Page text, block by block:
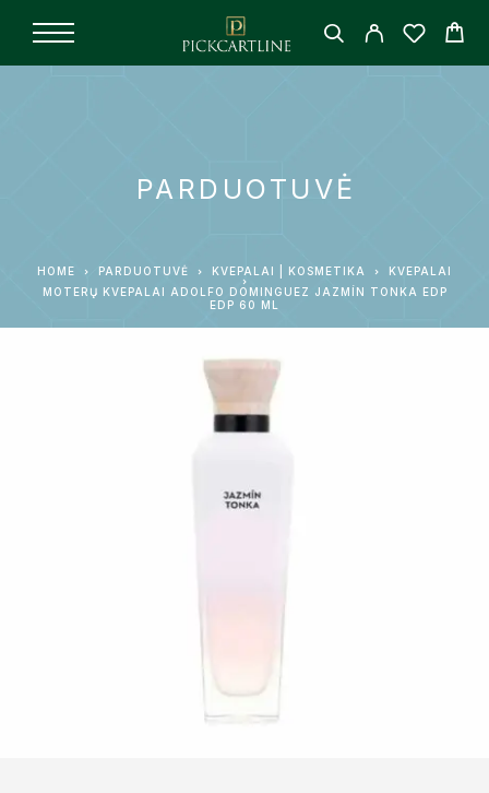
PARDUOTUVĖ
HOME PARDUOTUVĖ KVEPALAI | KOSMETIKA
KVEPALAI
MOTERŲ KVEPALAI ADOLFO DOMINGUEZ JAZMÍN TONKA EDP
EDP 60 ML